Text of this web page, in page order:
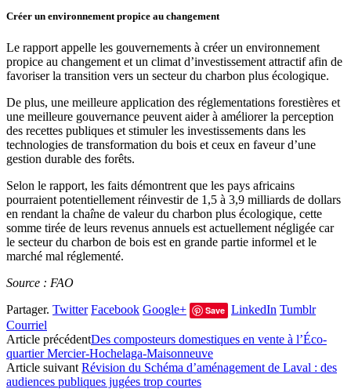
Créer un environnement propice au changement
Le rapport appelle les gouvernements à créer un environnement
propice au changement et un climat d’investissement attractif afin de
favoriser la transition vers un secteur du charbon plus écologique.
De plus, une meilleure application des réglementations forestières et
une meilleure gouvernance peuvent aider à améliorer la perception
des recettes publiques et stimuler les investissements dans les
technologies de transformation du bois et ceux en faveur d’une
gestion durable des forêts.
Selon le rapport, les faits démontrent que les pays africains
pourraient potentiellement réinvestir de 1,5 à 3,9 milliards de dollars
en rendant la chaîne de valeur du charbon plus écologique, cette
somme tirée de leurs revenus annuels est actuellement négligée car
le secteur du charbon de bois est en grande partie informel et le
marché mal réglementé.
Source : FAO
Partager. Twitter Facebook Google+ Save LinkedIn Tumblr
Courriel
Article précédentDes composteurs domestiques en vente à l’Éco-
quartier Mercier-Hochelaga-Maisonneuve
Article suivant Révision du Schéma d’aménagement de Laval : des
audiences publiques jugées trop courtes